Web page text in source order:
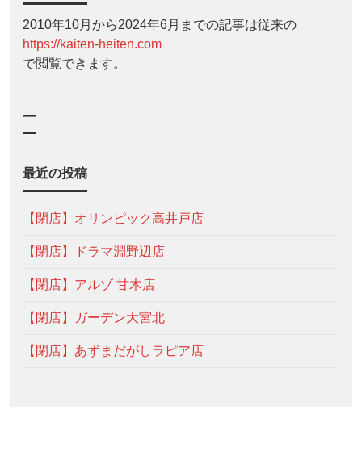
2010年10月から2024年6月までの記事は従来の
https://kaiten-heiten.com
で閲覧できます。
—
最近の投稿
【閉店】オリンピック高井戸店
【閉店】ドラマ淵野辺店
【閉店】アルゾ 甘木店
【閉店】ガーデン大宮北
【閉店】あずまだがしラピア店